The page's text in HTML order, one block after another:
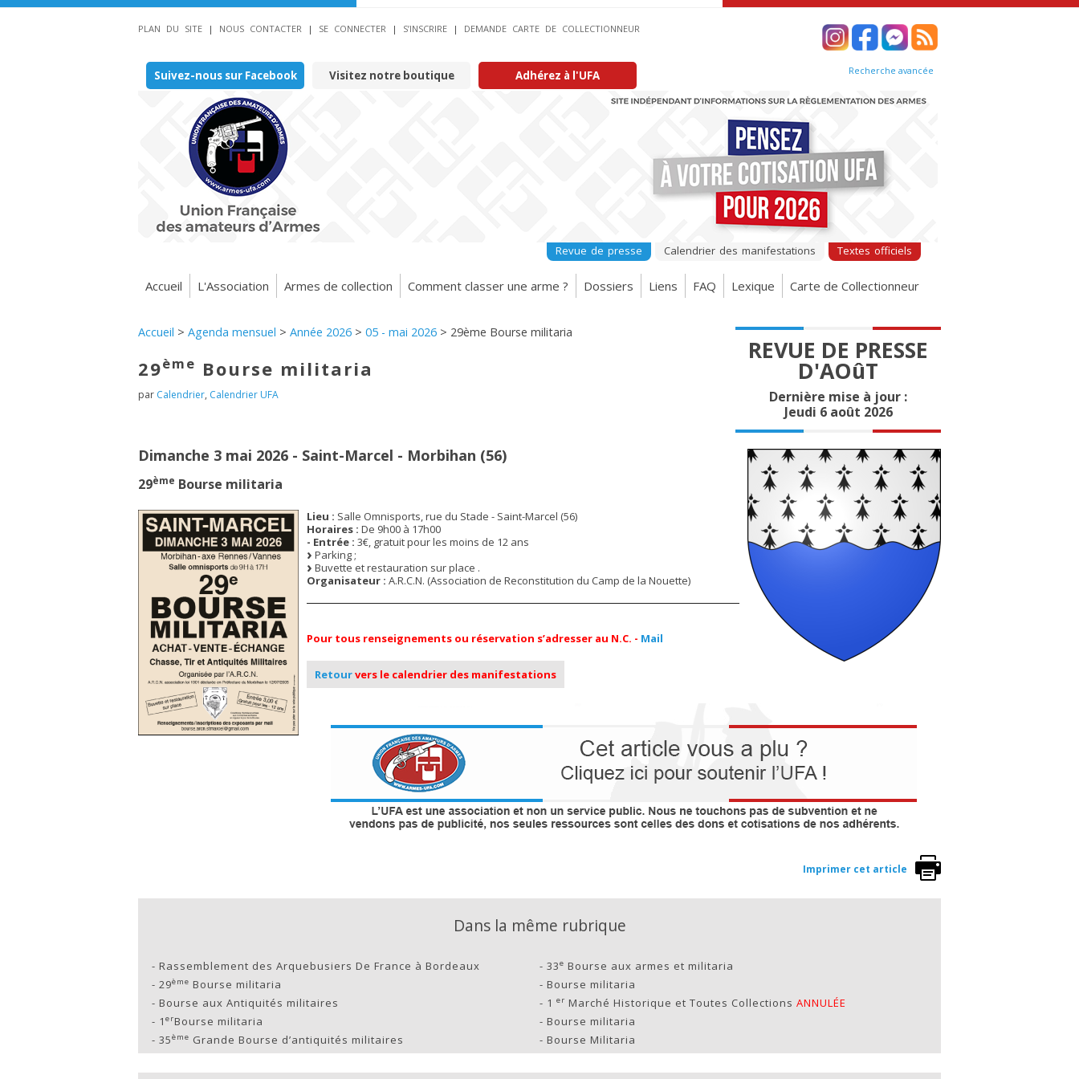
PLAN DU SITE | NOUS CONTACTER | SE CONNECTER | S’INSCRIRE | DEMANDE CARTE DE COLLECTIONNEUR
Suivez-nous sur Facebook Visitez notre boutique Adhérez à l'UFA Recherche avancée
Revue de presse Calendrier des manifestations Textes officiels
Accueil L'Association Armes de collection Comment classer une arme ? Dossiers Liens FAQ Lexique Carte de Collectionneur
REVUE DE PRESSE
D'AOûT
Dernière mise à jour :
Jeudi 6 août 2026
Accueil > Agenda mensuel > Année 2026 > 05 - mai 2026 > 29ème Bourse militaria
29ème Bourse militaria
par Calendrier, Calendrier UFA
Dimanche 3 mai 2026 - Saint-Marcel - Morbihan (56)
29ème Bourse militaria
Lieu : Salle Omnisports, rue du Stade - Saint-Marcel (56)
Horaires : De 9h00 à 17h00
- Entrée : 3€, gratuit pour les moins de 12 ans
Parking ;
Buvette et restauration sur place .
Organisateur : A.R.C.N. (Association de Reconstitution du Camp de la Nouette)
Pour tous renseignements ou réservation s’adresser au N.C. - Mail
Retourvers le calendrier des manifestations
Imprimer cet article
Dans la même rubrique
- Rassemblement des Arquebusiers De France à Bordeaux - 33e Bourse aux armes et militaria
- 29ème Bourse militaria - Bourse militaria
- Bourse aux Antiquités militaires - 1 er Marché Historique et Toutes Collections ANNULÉE
- 1 erBourse militaria - Bourse militaria
- 35ème Grande Bourse d’antiquités militaires - Bourse Militaria